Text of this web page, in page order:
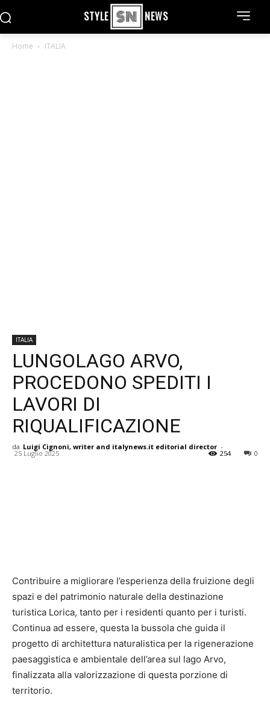
STYLE NEWS
Home ITALIA
ITALIA
LUNGOLAGO ARVO,
PROCEDONO SPEDITI I
LAVORI DI
RIQUALIFICAZIONE
da Luigi Cignoni, writer and italynews.it editorial director -
25 Luglio 2025 0
254
Contribuire a migliorare l’esperienza della fruizione degli
spazi e del patrimonio naturale della destinazione
turistica Lorica, tanto per i residenti quanto per i turisti.
Continua ad essere, questa la bussola che guida il
progetto di architettura naturalistica per la rigenerazione
paesaggistica e ambientale dell’area sul lago Arvo,
finalizzata alla valorizzazione di questa porzione di
territorio.